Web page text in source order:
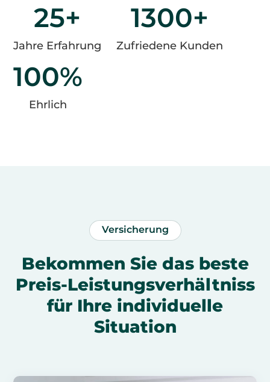
25+
Jahre Erfahrung
1300+
Zufriedene Kunden
100%
Ehrlich
Versicherung
Bekommen Sie das beste
Preis-Leistungsverhältniss
für Ihre individuelle
Situation